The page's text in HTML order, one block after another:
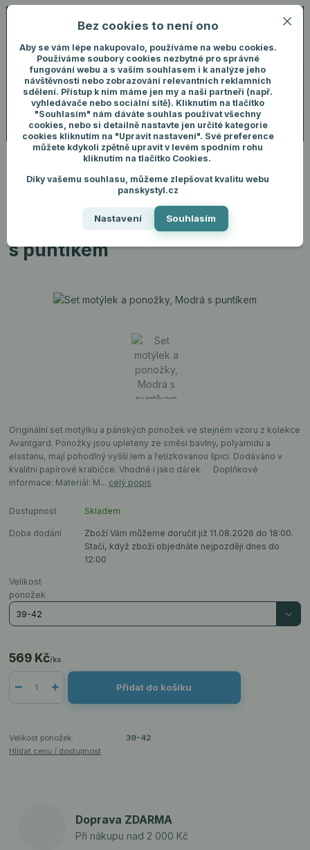
Menu
+420 731 292 460
Přihlášení
Hledat
ks
Úvod Pánské oblečení Ponožky
Set motýlek a ponožky, Modrá s
Set motýlek a ponožky, Modrá
s puntíkem
Originální set motýlku a pánských ponožek ve stejném vzoru z kolekce
Avantgard. Ponožky jsou upleteny ze směsi bavlny, polyamidu a
elastanu, mají pohodlný vyšší lem a řetízkovanou špici. Dodáváno v
kvalitní papírové krabičce. Vhodné i jako dárek. Doplňkové
informace: Materiál: M... celý popis
Dostupnost Skladem
Doba dodání
Zboží Vám můžeme doručit již 11.08.2026 do 18:00.
Stačí, když zboží objednáte nejpozději dnes do
12:00
Velikost
ponožek
569 Kč/ks
Přidat do košíku
Velikost ponožek:
39-42
Hlídat cenu / dostupnost
Doprava ZDARMA
Při nákupu nad 2 000 Kč
Bez cookies to není ono
Aby se vám lépe nakupovalo, používáme na webu cookies.
Používáme soubory cookies nezbytné pro správné
fungování webu a s vaším souhlasem i k analýze jeho
návštěvnosti nebo zobrazování relevantních reklamních
sdělení. Přístup k nim máme jen my a naši partneři (např.
vyhledávače nebo sociální sítě). Kliknutím na tlačítko
"Souhlasím" nám dáváte souhlas používat všechny
cookies, nebo si detailně nastavte jen určité kategorie
cookies kliknutím na "Upravit nastavení". Své preference
můžete kdykoli zpětně upravit v levém spodním rohu
kliknutím na tlačítko Cookies.
Díky vašemu souhlasu, můžeme zlepšovat kvalitu webu
panskystyl.cz
Nastavení Souhlasím